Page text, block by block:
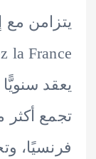
مع إقامة
سنويًّا في
أكثر من
وتجذب